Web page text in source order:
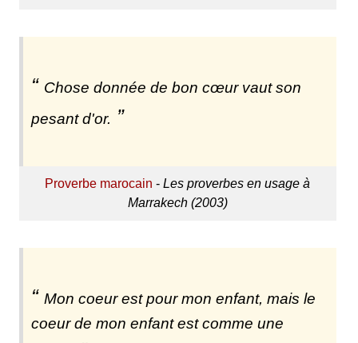
Chose donnée de bon cœur vaut son
pesant d'or.
Proverbe marocain -Les proverbes en usage à
Marrakech (2003)
Mon coeur est pour mon enfant, mais le
coeur de mon enfant est comme une